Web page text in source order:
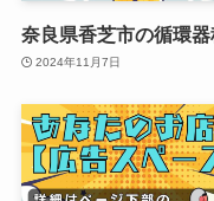
奈良県香芝市の循環器
2024年11月7日